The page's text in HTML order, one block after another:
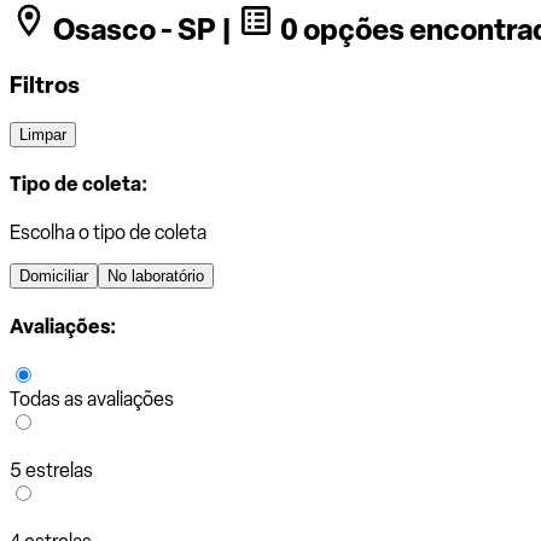
Osasco - SP | 0 opções
Filtros
Limpar
Tipo de coleta:
Escolha o tipo de coleta
Domiciliar No laboratório
Avaliações:
Todas as avaliações
5 estrelas